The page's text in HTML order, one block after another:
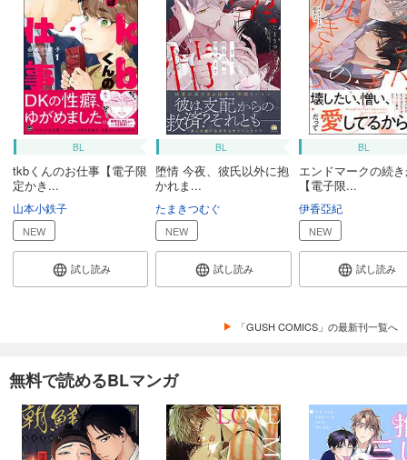
BL
tkbくんのお仕事【電子限
定かき...
山本小鉄子
NEW
試し読み
BL
堕情 今夜、彼氏以外に抱
かれま...
たまきつむぐ
NEW
試し読み
BL
エンドマークの続
【電子限...
伊香亞紀
NEW
試し読み
「GUSH COMICS」の最新刊一覧へ
無料で読めるBLマンガ